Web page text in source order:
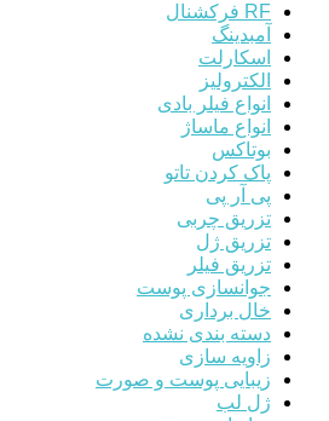
RF فرکشنال
آمبدینگ
اسکارلت
الکترولیز
انواع فیلر بادی
انواع ماساژ
بوتاکس
پاک کردن تاتو
پی آر پی
تزریق چربی
تزریق ژل
تزریق فیلر
جوانسازی پوست
خال برداری
دسته بندی نشده
زاویه سازی
زیبایی پوست و صورت
ژل لب